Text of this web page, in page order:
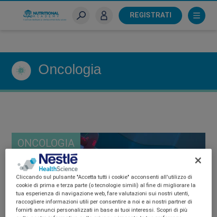
REGISTRATI
Oncologia
ONCOLOGIA
Cliccando sul pulsante "Accetta tutti i cookie" acconsenti all'utilizzo di
cookie di prima e terza parte (o tecnologie simili) al fine di migliorare la
tua esperienza di navigazione web, fare valutazioni sui nostri utenti,
raccogliere informazioni utili per consentire a noi e ai nostri partner di
fornirti annunci personalizzati in base ai tuoi interessi. Scopri di più